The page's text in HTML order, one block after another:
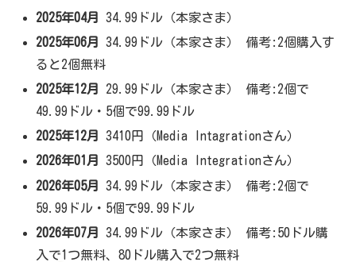
2025年04月
34.99ドル（本家さま）
2025年06月
34.99ドル（本家さま） 備考:2個購入す
ると2個無料
2025年12月
29.99ドル（本家さま） 備考:2個で
49.99ドル・5個で99.99ドル
2025年12月
3410円（Media Intagrationさん）
2026年01月
3500円（Media Integrationさん）
2026年05月
34.99ドル（本家さま） 備考:2個で
59.99ドル・5個で99.99ドル
2026年07月
34.99ドル（本家さま） 備考:50ドル購
入で1つ無料、80ドル購入で2つ無料